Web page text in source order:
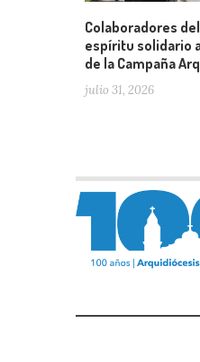
Colaboradores
espíritu solidario
de la Campaña
julio 31, 2026